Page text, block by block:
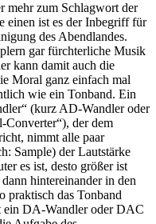
mehr zum Schlagwort der
einen ist es der Inbegriff für
des Abendlandes.
gar fürchterliche Musik
kann damit auch die
Moral ganz einfach mal
wie ein Tonband. Ein
(kurz AD-Wandler oder
der dem
nimmt alle paar
Sample) der Lautstärke
es ist, desto größer ist
hintereinander in den
praktisch das Tonband
ein DA-Wandler oder DAC